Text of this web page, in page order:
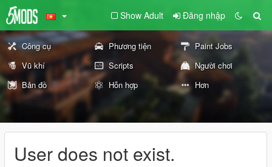
Show Adult Đăng nhập
Công cụ Phương tiện
Paint Jobs
Vũ khí
Scripts
Người chơi
Bản đồ
Hỗn hợp Hơn
User does not exist.